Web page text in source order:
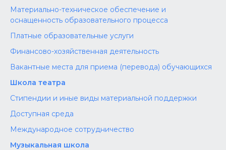
Материально-техническое обеспечение и
оснащенность образовательного процесса
Платные образовательные услуги
Финансово-хозяйственная деятельность
Вакантные места для приема (перевода) обучающихся
Школа театра
Стипендии и иные виды материальной поддержки
Доступная среда
Международное сотрудничество
Музыкальная школа